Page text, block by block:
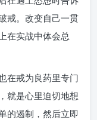
戒。改变自己一贯
在实战中体会总
在戒为良药里专门
就是心里迫切地想
的遏制，然后立即